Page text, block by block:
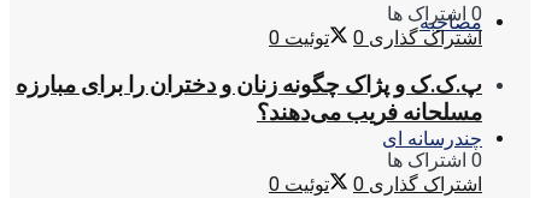
مصاحبه
چندرسانه ای
0 اشتراک ها
اشتراک گذاری 0 توئیت 0
پ.ک.ک و پژاک چگونه زنان و دختران را برای مبارزه
مسلحانه فریب می‌دهند؟
0 اشتراک ها
اشتراک گذاری 0 توئیت 0